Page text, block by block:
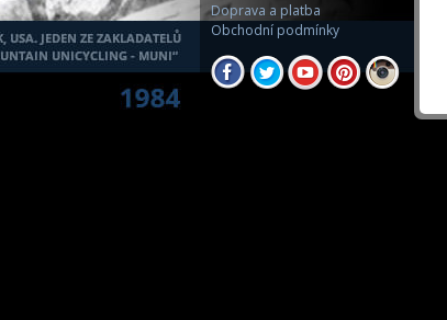
Doprava a platba
Obchodní podmínky